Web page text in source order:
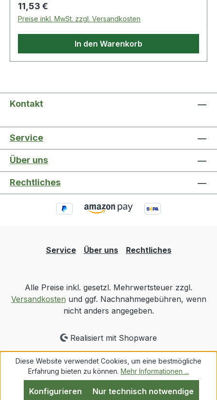
Regulärer Preis:
11,53 €
Preise inkl. MwSt. zzgl. Versandkosten
In den Warenkorb
Kontakt
Service
Über uns
Rechtliches
Service Über uns Rechtliches
Alle Preise inkl. gesetzl. Mehrwertsteuer zzgl.
Versandkosten und ggf. Nachnahmegebühren, wenn
nicht anders angegeben.
Realisiert mit Shopware
Diese Website verwendet Cookies, um eine bestmögliche
Erfahrung bieten zu können. Mehr Informationen ...
Nur technisch notwendige
Konfigurieren